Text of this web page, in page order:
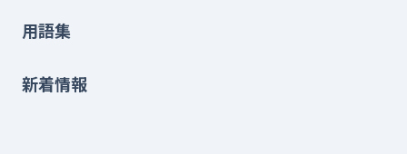
用語集
新着情報